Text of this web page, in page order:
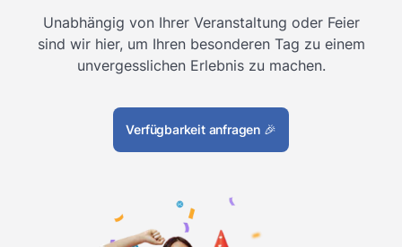
Unabhängig von Ihrer Veranstaltung oder Feier
sind wir hier, um Ihren besonderen Tag zu einem
unvergesslichen Erlebnis zu machen.
Verfügbarkeit anfragen 🎉